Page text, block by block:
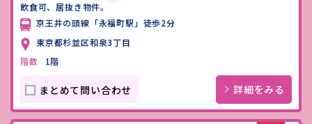
飲食可、居抜き物件。
京王井の頭線「永福町駅」徒歩2分
東京都杉並区和泉3丁目
階数
1階
まとめて問い合わせ 詳細をみる